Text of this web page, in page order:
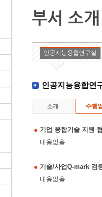
부서 소개
인공지능융합연구실
인공지능융합연
소개 수행
기업 융합기술 지원
내용없음
기술/사업Q-mark 검
내용없음